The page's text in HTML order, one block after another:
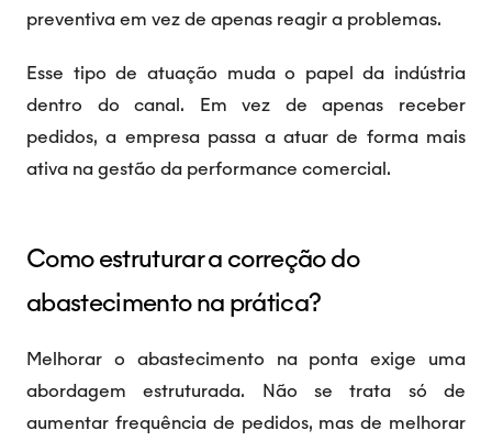
preventiva em vez de apenas reagir a problemas.
Esse tipo de atuação muda o papel da indústria
dentro do canal. Em vez de apenas receber
pedidos, a empresa passa a atuar de forma mais
ativa na gestão da performance comercial.
Como estruturar a correção do
abastecimento na prática?
Melhorar o abastecimento na ponta exige uma
abordagem estruturada. Não se trata só de
aumentar frequência de pedidos, mas de melhorar